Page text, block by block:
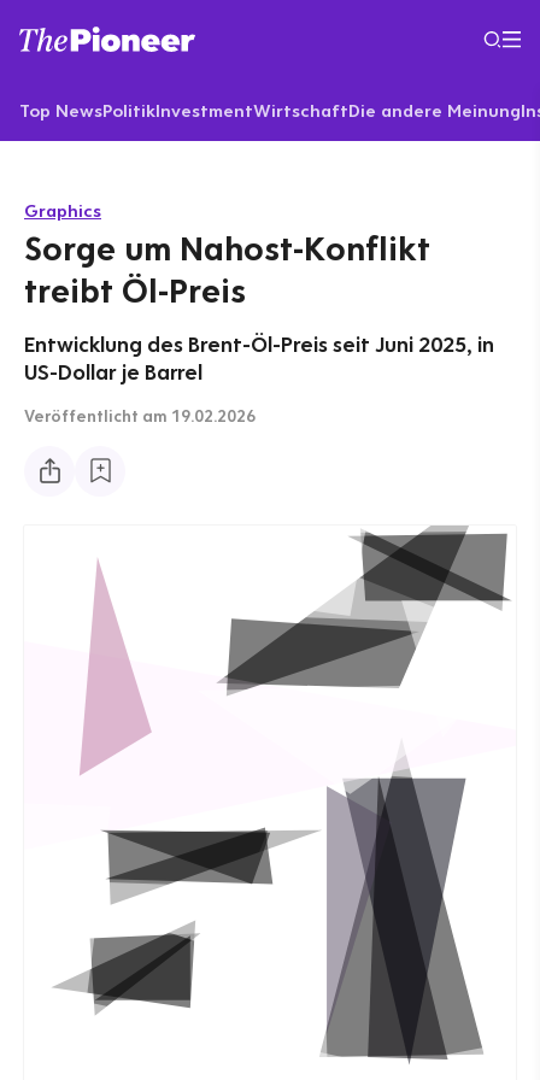
Top NewsPolitikInvestmentWirtschaftDie andere Meinung
Graphics
Sorge um Nahost-Konflikt
treibt Öl-Preis
Entwicklung des Brent-Öl-Preis seit Juni 2025, in
US-Dollar je Barrel
Veröffentlicht am 19.02.2026